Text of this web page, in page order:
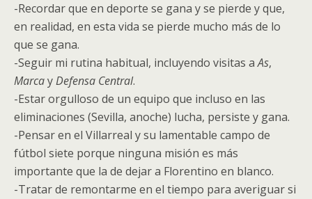
-Recordar que en deporte se gana y se pierde y que,
en realidad, en esta vida se pierde mucho más de lo
que se gana.
-Seguir mi rutina habitual, incluyendo visitas aAs,
MarcayDefensa Central.
-Estar orgulloso de un equipo que incluso en las
eliminaciones (Sevilla, anoche) lucha, persiste y gana.
-Pensar en el Villarreal y su lamentable campo de
fútbol siete porque ninguna misión es más
importante que la de dejar a Florentino en blanco.
-Tratar de remontarme en el tiempo para averiguar si